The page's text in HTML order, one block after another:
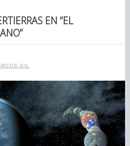
EN “EL
GIL